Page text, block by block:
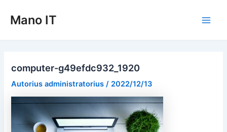
prieMano IT
computer-g49efdc932_1920
Autorius administratorius/ 2022/12/13